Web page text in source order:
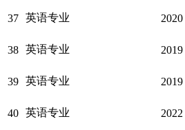
37 英语专业 2020
38 英语专业 2019
39 英语专业 2019
40 英语专业 2022